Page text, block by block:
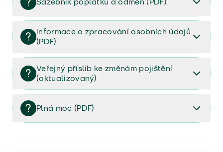
Sazebník poplatků a odměn (PDF)
Informace o zpracování osobních údajů
(PDF)
Informace o zpracování osobních údajů (PDF)
Veřejný příslib ke změnám pojištění
(aktualizovaný)
Veřejný příslib ke změnám pojištění (aktualizovaný)
Plná moc (PDF)